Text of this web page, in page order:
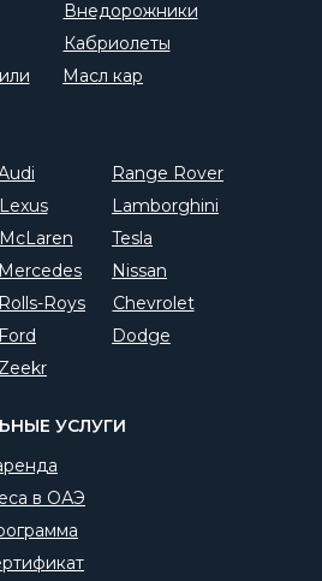
УСЛУГИ
Внедорожники
Кабриолеты
McLaren
Mercedes
Nissan
Range Rover
Rolls-Roys
Lexus
Tesla
Chevrolet
Lamborghini
Масл кар
Ford Dodge
в ОАЭ
Zeekr